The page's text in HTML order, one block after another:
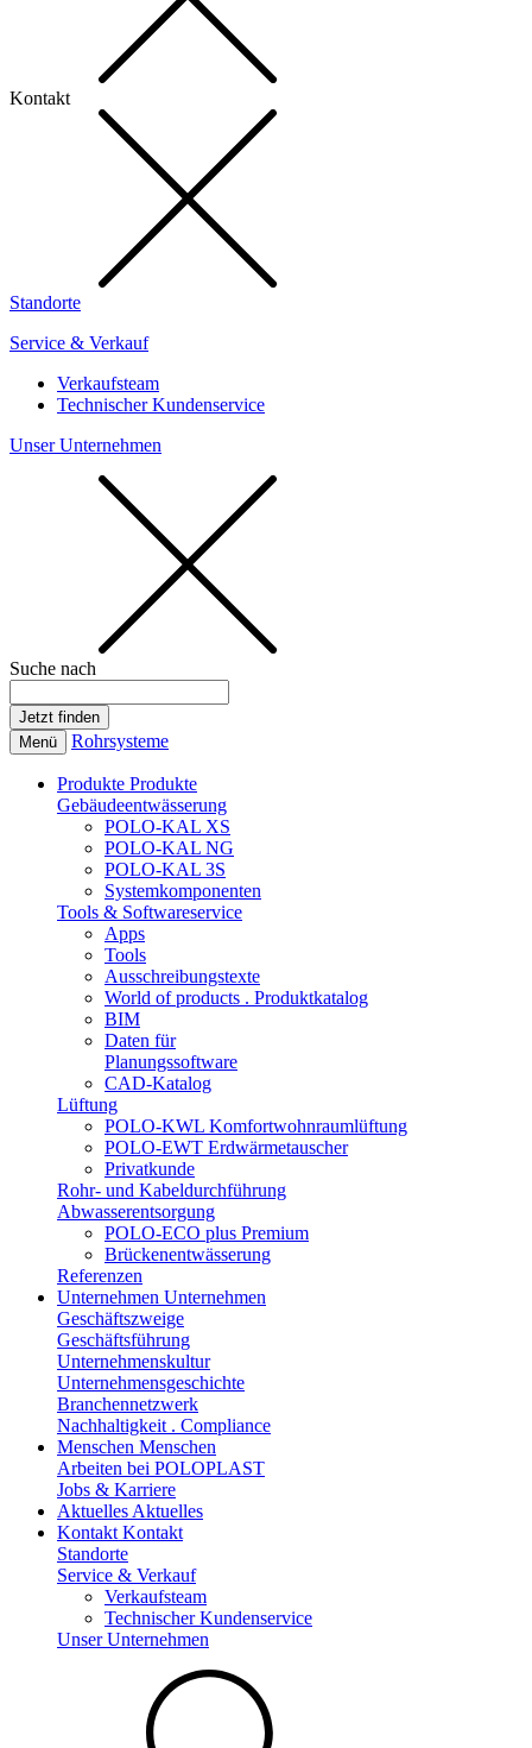
Kontakt
Standorte
Service & Verkauf
Verkaufsteam
Technischer Kundenservice
Unser Unternehmen
Suche nach
Menü Rohrsysteme
Produkte Produkte
Gebäudeentwässerung
POLO-KAL XS
POLO-KAL NG
POLO-KAL 3S
Systemkomponenten
Tools & Softwareservice
Apps
Tools
Ausschreibungstexte
World of products . Produktkatalog
BIM
Daten für
Planungssoftware
CAD-Katalog
Lüftung
POLO-KWL Komfortwohnraumlüftung
POLO-EWT Erdwärmetauscher
Privatkunde
Rohr- und Kabeldurchführung
Abwasserentsorgung
POLO-ECO plus Premium
Brückenentwässerung
Referenzen
Unternehmen Unternehmen
Geschäftszweige
Geschäftsführung
Unternehmenskultur
Unternehmensgeschichte
Branchennetzwerk
Nachhaltigkeit . Compliance
Menschen Menschen
Arbeiten bei POLOPLAST
Jobs & Karriere
Aktuelles Aktuelles
Kontakt Kontakt
Standorte
Service & Verkauf
Verkaufsteam
Technischer Kundenservice
Unser Unternehmen